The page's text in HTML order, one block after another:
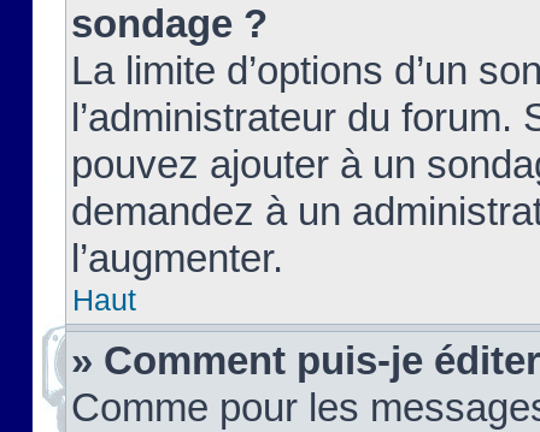
sondage ?
La limite d’options d’un
l’administrateur du forum.
pouvez ajouter à un
demandez à un
l’augmenter.
Haut
» Comment puis-je
Comme pour les